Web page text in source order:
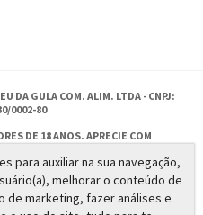
DA GULA COM. ALIM. LTDA - CNPJ:
0002-80
DE 18 ANOS. APRECIE COM
para auxiliar na sua navegação,
melhorar o conteúdo de
de marketing, fazer análises e